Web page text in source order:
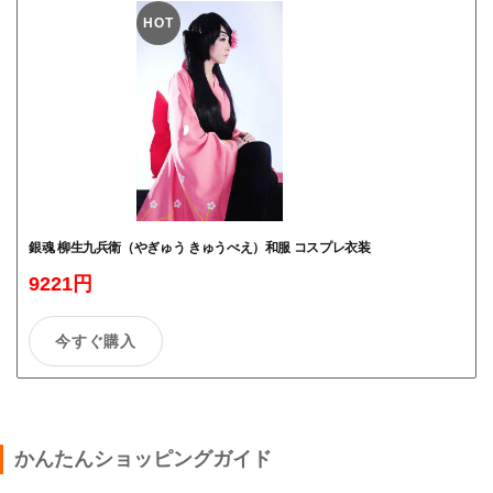
HOT
銀魂 柳生九兵衛（やぎゅう きゅうべえ）和服 コスプレ衣装
9221円
今すぐ購入
かんたんショッピングガイド